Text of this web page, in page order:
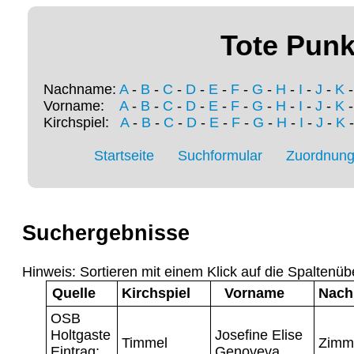
Tote
Nachname: A- B - C - D - E - F - G - H - I - J - K
Vorname: A- B - C - D - E - F - G - H - I - J - K
Kirchspiel: A- B - C - D- E- F- G - H - I - J - K
Startseite Suchformular
Suchergebnisse
Hinweis: Sortieren mit einem Klick auf die
Quelle
Kirchspiel Vorname
OSB
Holtgaste
Timmel
Josefine Elise